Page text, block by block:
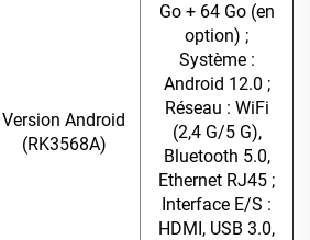
Version Android
(RK3568A)
Go + 64 Go (en
option) ;
Système :
Android 12.0 ;
Réseau : WiFi
(2,4 G/5 G),
Bluetooth 5.0,
Ethernet RJ45 ;
Interface E/S :
HDMI, USB 3.0,